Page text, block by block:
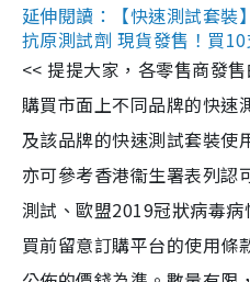
延伸閱讀：【快速測試套裝
抗原測試劑 現貨發售！買
<< 提提大家，各零售商發
購買市面上不同品牌的快速
及該品牌的快速測試套裝使
亦可參考香港衞生署表列認
測試、歐盟2019冠狀病毒
買前留意訂購平台的使用條